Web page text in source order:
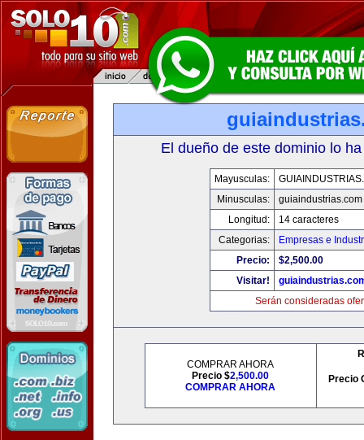
El dueño de este dominio lo
Mayusculas:
Minusculas:
guiaindustrias.com
Longitud:
14 caracteres
Categorias:
Empresas e
Precio:
$2,500.00
Visitar!
Serán consideradas
COMPRAR AHORA
Precio $2,500.00
COMPRAR AHORA
Precio